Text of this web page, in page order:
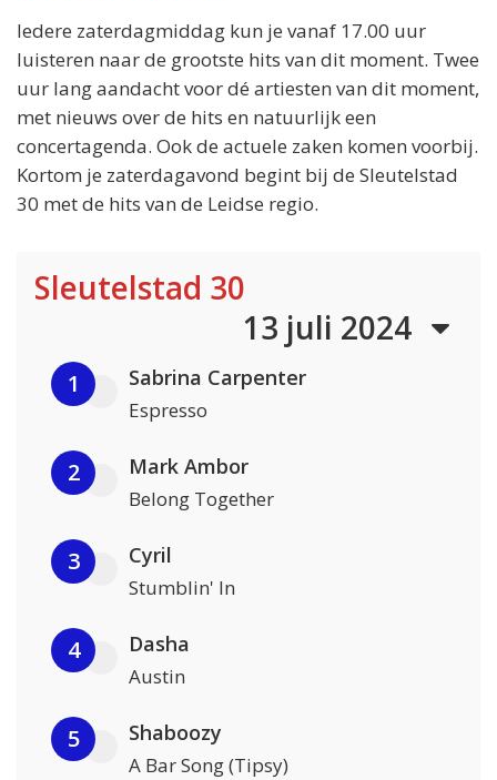
Iedere zaterdagmiddag kun je vanaf 17.00 uur
luisteren naar de grootste hits van dit moment. Twee
uur lang aandacht voor dé artiesten van dit moment,
met nieuws over de hits en natuurlijk een
concertagenda. Ook de actuele zaken komen voorbij.
Kortom je zaterdagavond begint bij de Sleutelstad
30 met de hits van de Leidse regio.
Sleutelstad 30
13 juli 2024
1 Sabrina Carpenter
Espresso
2 Mark Ambor
Belong Together
3 Cyril
Stumblin' In
4 Dasha
Austin
5 Shaboozy
A Bar Song (Tipsy)